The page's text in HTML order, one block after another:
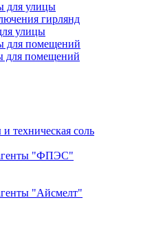
для улицы
гирлянд
улицы
для помещений
для помещений
техническая соль
"ФПЭС"
"Айсмелт"